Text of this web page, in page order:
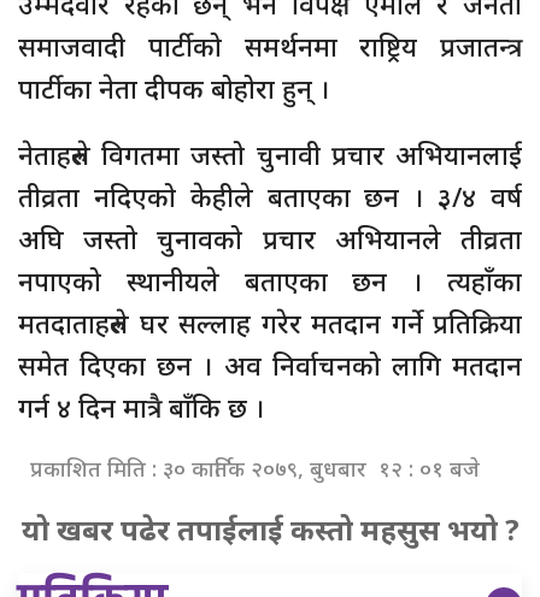
समाजवादी पार्टीको समर्थनमा राष्ट्रिय प्रजातन्त्र
पार्टीका नेता दीपक बोहोरा हुन् ।
नेताहरुले विगतमा जस्तो चुनावी प्रचार अभियानलाई
तीव्रता नदिएको केहीले बताएका छन । ३/४ वर्ष
अघि जस्तो चुनावको प्रचार अभियानले तीव्रता
नपाएको स्थानीयले बताएका छन । त्यहाँका
मतदाताहरुले घर सल्लाह गरेर मतदान गर्ने प्रतिक्रिया
समेत दिएका छन । अव निर्वाचनको लागि मतदान
गर्न ४ दिन मात्रै बाँकि छ ।
प्रकाशित मिति : ३० कार्तिक २०७९, बुधबार १२ : ०१ बजे
यो खबर पढेर तपाईलाई कस्तो महसुस भयो ?